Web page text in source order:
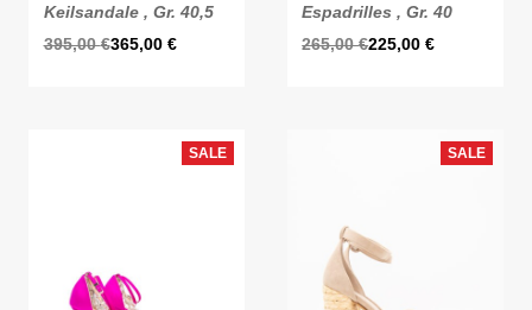
Keilsandale , Gr. 40,5
395,00€365,00 €
Espadrilles , Gr. 40
265,00€225,00€
SALE SALE